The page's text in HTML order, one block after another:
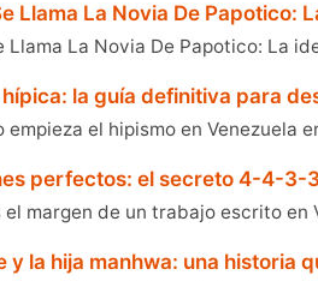
Llama La Novia De Papotico:
Llama La Novia De Papotico: La
la guía definitiva para
empieza el hipismo en Venezuela
perfectos: el secreto 4-4-3-
el margen de un trabajo escrito en
y la hija manhwa: una historia